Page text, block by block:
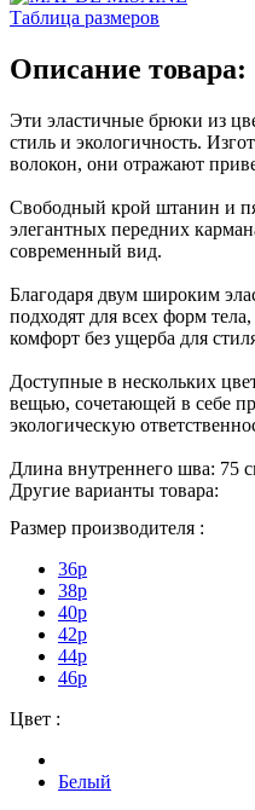
Таблица размеров
Описание товара:
Эти эластичные брюки из
стиль и экологичность.
волокон, они отражают
Свободный крой штанин и
элегантных передних
современный вид.
Благодаря двум широким
подходят для всех форм
комфорт без ущерба для
Доступные в нескольких
вещью, сочетающей в себе
экологическую
Длина внутреннего шва: 75
Другие варианты товара:
Размер производителя :
36p
38p
40p
42р
44р
46р
Цвет :
Белый